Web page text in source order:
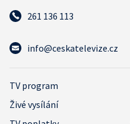
261 136 113
info@ceskatelevize.cz
TV program
Živé vysílání